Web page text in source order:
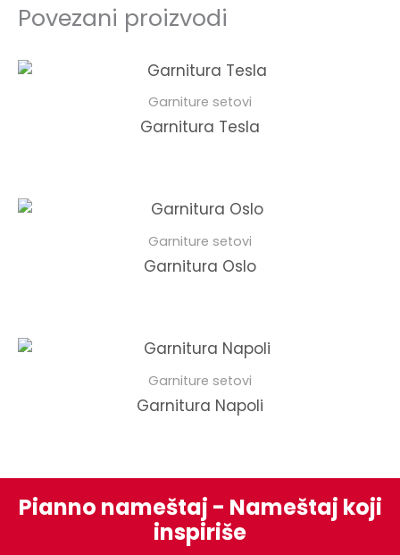
Povezani proizvodi
Garniture setovi
Garnitura Tesla
Garniture setovi
Garnitura Oslo
Garniture setovi
Garnitura Napoli
Pianno nameštaj - Nameštaj koji
inspiriše